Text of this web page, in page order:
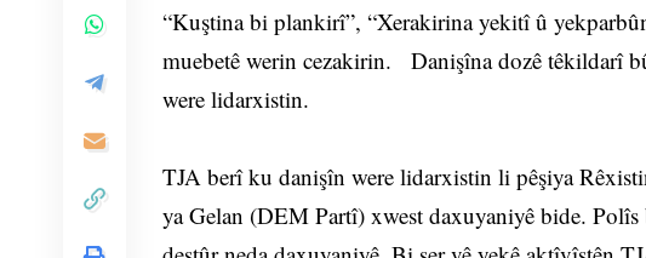
“Kuştina bi plankirî”, “Xerakirina yekitî û
muebetê werin cezakirin. Danişîna dozê têkildarî
were lidarxistin.
TJA berî ku danişîn were lidarxistin li pêşiya
ya Gelan (DEM Partî) xwest daxuyaniyê bide. Polîs